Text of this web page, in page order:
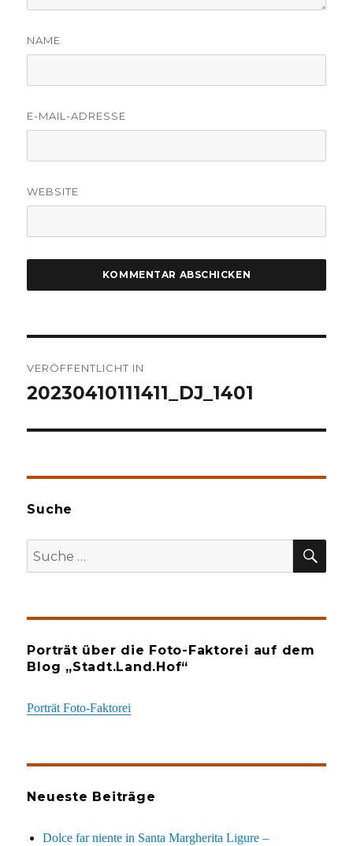
NAME
E-MAIL-ADRESSE
WEBSITE
VERÖFFENTLICHT IN
20230410111411_DJ_1401
Suche
Suche
nach:
Porträt über die Foto-Faktorei auf dem
Blog „Stadt.Land.Hof“
Porträt Foto-Faktorei
Neueste Beiträge
Dolce far niente in Santa Margherita Ligure –